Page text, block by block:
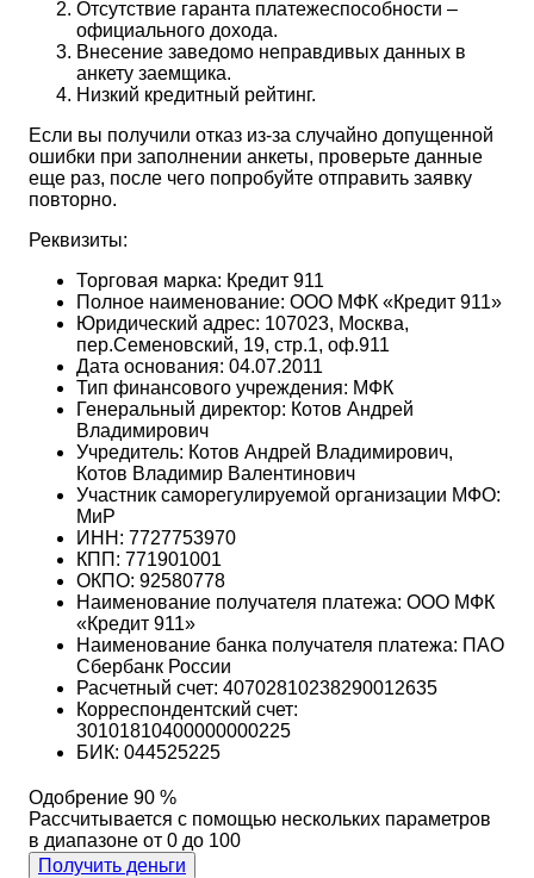
Отсутствие гаранта платежеспособности –
официального дохода.
Внесение заведомо неправдивых данных в
анкету заемщика.
Низкий кредитный рейтинг.
Если вы получили отказ из-за случайно допущенной
ошибки при заполнении анкеты, проверьте данные
еще раз, после чего попробуйте отправить заявку
повторно.
Реквизиты:
Торговая марка: Кредит 911
Полное наименование: ООО МФК «Кредит 911»
Юридический адрес: 107023, Москва,
пер.Семеновский, 19, стр.1, оф.911
Дата основания: 04.07.2011
Тип финансового учреждения: МФК
Генеральный директор: Котов Андрей
Владимирович
Учредитель: Котов Андрей Владимирович,
Котов Владимир Валентинович
Участник саморегулируемой организации МФО:
МиР
ИНН: 7727753970
КПП: 771901001
ОКПО: 92580778
Наименование получателя платежа: ООО МФК
«Кредит 911»
Наименование банка получателя платежа: ПАО
Сбербанк России
Расчетный счет: 40702810238290012635
Корреспондентский счет:
30101810400000000225
БИК: 044525225
Одобрение 90 %
Рассчитывается с помощью нескольких параметров
в диапазоне от 0 до 100
Получить деньги